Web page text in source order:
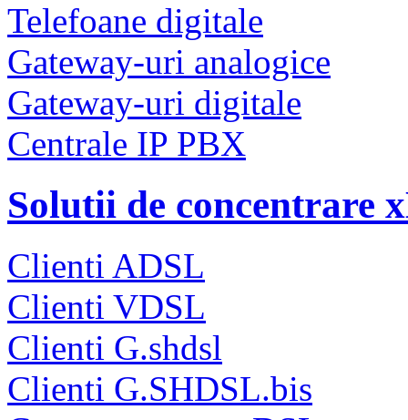
Telefoane digitale
Gateway-uri analogice
Gateway-uri digitale
Centrale IP PBX
Solutii de concentrare
Clienti ADSL
Clienti VDSL
Clienti G.shdsl
Clienti G.SHDSL.bis